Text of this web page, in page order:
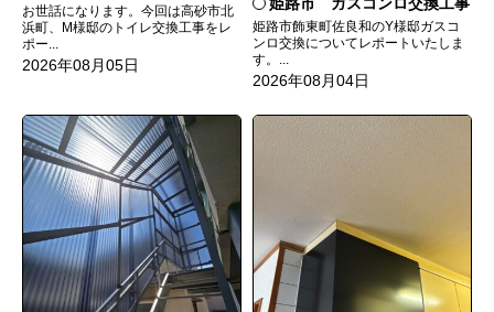
お世話になります。今回は高砂市北
浜町、M様邸のトイレ交換工事をレ
ポー...
2026年08月05日
姫路市 ガスコンロ交換工事
姫路市飾東町佐良和のY様邸ガスコ
ンロ交換についてレポートいたしま
す。...
2026年08月04日